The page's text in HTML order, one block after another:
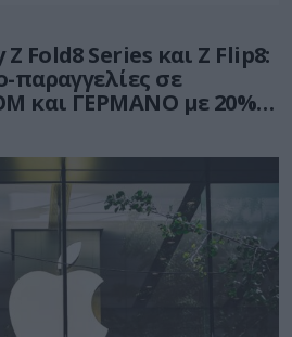
Fold8 Series και Ζ Flip8:
παραγγελίες σε
και ΓΕΡΜΑΝΟ με 20%